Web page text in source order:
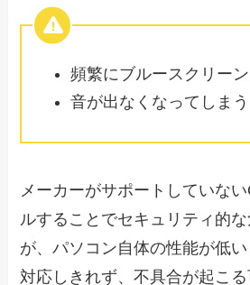
頻繁にブルースクリー
音が出なくなってしまう
メーカーがサポートしていな
ルすることでセキュリティ的
が、パソコン自体の性能が低
対応しきれず、不具合が起こ